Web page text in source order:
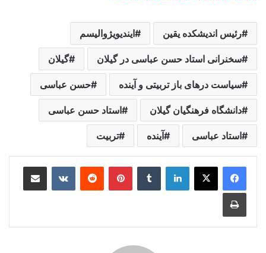
رئیس اندیشکده یقین ایندیویژوالیسم
سخنرانی استاد حسن عباسی در گیلان گیلان
سیاست درهای باز تربیتی و آینده حسن عباسی
دانشگاه فرهنگیان گیلان استاد حسن عباسی
استاد عباسی آینده تربیت
لینکدین ‫تامبلر ‫پین‌ترست‫رددیت ‫VKontakteاشتراک گذاری از طریق ایمیل
چاپ